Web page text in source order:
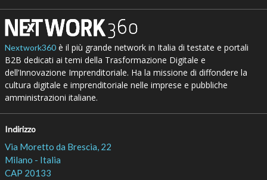
Nextwork360è il più grande network in Italia di testate e portali
B2B dedicati ai temi della Trasformazione Digitale e
dell’Innovazione Imprenditoriale. Ha la missione di diffondere la
cultura digitale e imprenditoriale nelle imprese e pubbliche
amministrazioni italiane.
Indirizzo
Via Moretto da Brescia, 22
Milano - Italia
CAP 20133